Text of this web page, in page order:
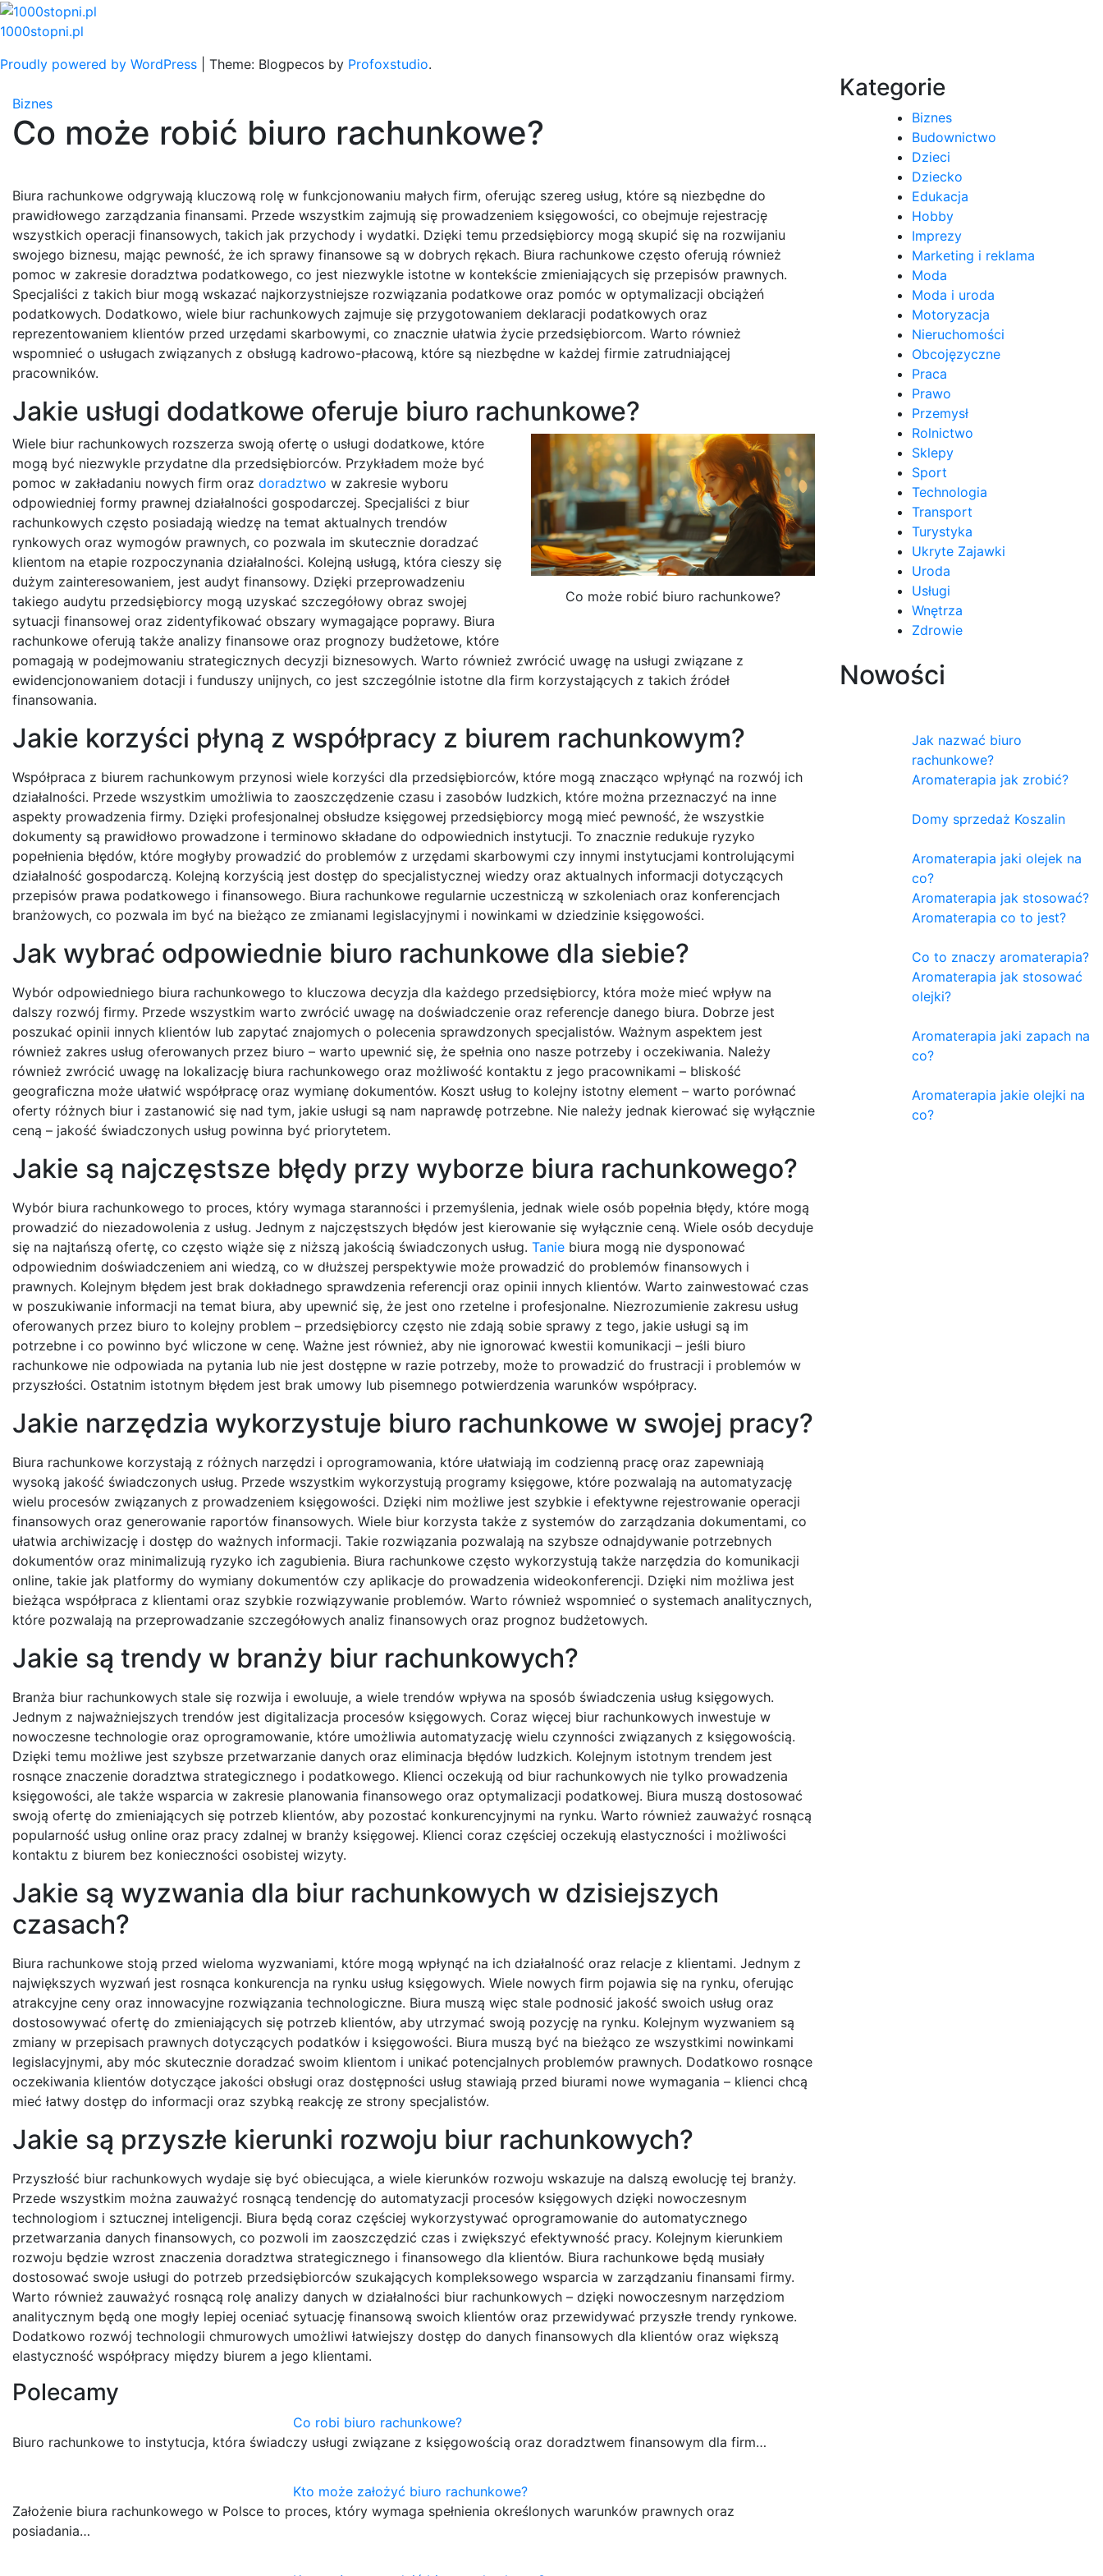
Skip
to
1000stopni.pl
Proudly powered by WordPress
Theme: Blogpecos by Profoxstudio.
Biznes
Co może robić biuro rachunkowe?
Biura rachunkowe odgrywają kluczową rolę w funkcjonowaniu małych firm, oferując szereg usług, które są niezbędne do
prawidłowego zarządzania finansami. Przede wszystkim zajmują się prowadzeniem księgowości, co obejmuje rejestrację
wszystkich operacji finansowych, takich jak przychody i wydatki. Dzięki temu przedsiębiorcy mogą skupić się na rozwijaniu
swojego biznesu, mając pewność, że ich sprawy finansowe są w dobrych rękach. Biura rachunkowe często oferują również
pomoc w zakresie doradztwa podatkowego, co jest niezwykle istotne w kontekście zmieniających się przepisów prawnych.
Specjaliści z takich biur mogą wskazać najkorzystniejsze rozwiązania podatkowe oraz pomóc w optymalizacji obciążeń
podatkowych. Dodatkowo, wiele biur rachunkowych zajmuje się przygotowaniem deklaracji podatkowych oraz
reprezentowaniem klientów przed urzędami skarbowymi, co znacznie ułatwia życie przedsiębiorcom. Warto również
wspomnieć o usługach związanych z obsługą kadrowo-płacową, które są niezbędne w każdej firmie zatrudniającej
pracowników.
Jakie usługi dodatkowe oferuje biuro rachunkowe?
Co może robić biuro rachunkowe?
Wiele biur rachunkowych rozszerza swoją ofertę o usługi dodatkowe, które
mogą być niezwykle przydatne dla przedsiębiorców. Przykładem może być
pomoc w zakładaniu nowych firm oraz doradztwo w zakresie wyboru
odpowiedniej formy prawnej działalności gospodarczej. Specjaliści z biur
rachunkowych często posiadają wiedzę na temat aktualnych trendów
rynkowych oraz wymogów prawnych, co pozwala im skutecznie doradzać
klientom na etapie rozpoczynania działalności. Kolejną usługą, która cieszy się
dużym zainteresowaniem, jest audyt finansowy. Dzięki przeprowadzeniu
takiego audytu przedsiębiorcy mogą uzyskać szczegółowy obraz swojej
sytuacji finansowej oraz zidentyfikować obszary wymagające poprawy. Biura
rachunkowe oferują także analizy finansowe oraz prognozy budżetowe, które
pomagają w podejmowaniu strategicznych decyzji biznesowych. Warto również zwrócić uwagę na usługi związane z
ewidencjonowaniem dotacji i funduszy unijnych, co jest szczególnie istotne dla firm korzystających z takich źródeł
finansowania.
Jakie korzyści płyną z współpracy z biurem rachunkowym?
Współpraca z biurem rachunkowym przynosi wiele korzyści dla przedsiębiorców, które mogą znacząco wpłynąć na rozwój ich
działalności. Przede wszystkim umożliwia to zaoszczędzenie czasu i zasobów ludzkich, które można przeznaczyć na inne
aspekty prowadzenia firmy. Dzięki profesjonalnej obsłudze księgowej przedsiębiorcy mogą mieć pewność, że wszystkie
dokumenty są prawidłowo prowadzone i terminowo składane do odpowiednich instytucji. To znacznie redukuje ryzyko
popełnienia błędów, które mogłyby prowadzić do problemów z urzędami skarbowymi czy innymi instytucjami kontrolującymi
działalność gospodarczą. Kolejną korzyścią jest dostęp do specjalistycznej wiedzy oraz aktualnych informacji dotyczących
przepisów prawa podatkowego i finansowego. Biura rachunkowe regularnie uczestniczą w szkoleniach oraz konferencjach
branżowych, co pozwala im być na bieżąco ze zmianami legislacyjnymi i nowinkami w dziedzinie księgowości.
Jak wybrać odpowiednie biuro rachunkowe dla siebie?
Wybór odpowiedniego biura rachunkowego to kluczowa decyzja dla każdego przedsiębiorcy, która może mieć wpływ na
dalszy rozwój firmy. Przede wszystkim warto zwrócić uwagę na doświadczenie oraz referencje danego biura. Dobrze jest
poszukać opinii innych klientów lub zapytać znajomych o polecenia sprawdzonych specjalistów. Ważnym aspektem jest
również zakres usług oferowanych przez biuro – warto upewnić się, że spełnia ono nasze potrzeby i oczekiwania. Należy
również zwrócić uwagę na lokalizację biura rachunkowego oraz możliwość kontaktu z jego pracownikami – bliskość
geograficzna może ułatwić współpracę oraz wymianę dokumentów. Koszt usług to kolejny istotny element – warto porównać
oferty różnych biur i zastanowić się nad tym, jakie usługi są nam naprawdę potrzebne. Nie należy jednak kierować się wyłącznie
ceną – jakość świadczonych usług powinna być priorytetem.
Jakie są najczęstsze błędy przy wyborze biura rachunkowego?
Wybór biura rachunkowego to proces, który wymaga staranności i przemyślenia, jednak wiele osób popełnia błędy, które mogą
prowadzić do niezadowolenia z usług. Jednym z najczęstszych błędów jest kierowanie się wyłącznie ceną. Wiele osób decyduje
się na najtańszą ofertę, co często wiąże się z niższą jakością świadczonych usług. Tanie biura mogą nie dysponować
odpowiednim doświadczeniem ani wiedzą, co w dłuższej perspektywie może prowadzić do problemów finansowych i
prawnych. Kolejnym błędem jest brak dokładnego sprawdzenia referencji oraz opinii innych klientów. Warto zainwestować czas
w poszukiwanie informacji na temat biura, aby upewnić się, że jest ono rzetelne i profesjonalne. Niezrozumienie zakresu usług
oferowanych przez biuro to kolejny problem – przedsiębiorcy często nie zdają sobie sprawy z tego, jakie usługi są im
potrzebne i co powinno być wliczone w cenę. Ważne jest również, aby nie ignorować kwestii komunikacji – jeśli biuro
rachunkowe nie odpowiada na pytania lub nie jest dostępne w razie potrzeby, może to prowadzić do frustracji i problemów w
przyszłości. Ostatnim istotnym błędem jest brak umowy lub pisemnego potwierdzenia warunków współpracy.
Jakie narzędzia wykorzystuje biuro rachunkowe w swojej pracy?
Biura rachunkowe korzystają z różnych narzędzi i oprogramowania, które ułatwiają im codzienną pracę oraz zapewniają
wysoką jakość świadczonych usług. Przede wszystkim wykorzystują programy księgowe, które pozwalają na automatyzację
wielu procesów związanych z prowadzeniem księgowości. Dzięki nim możliwe jest szybkie i efektywne rejestrowanie operacji
finansowych oraz generowanie raportów finansowych. Wiele biur korzysta także z systemów do zarządzania dokumentami, co
ułatwia archiwizację i dostęp do ważnych informacji. Takie rozwiązania pozwalają na szybsze odnajdywanie potrzebnych
dokumentów oraz minimalizują ryzyko ich zagubienia. Biura rachunkowe często wykorzystują także narzędzia do komunikacji
online, takie jak platformy do wymiany dokumentów czy aplikacje do prowadzenia wideokonferencji. Dzięki nim możliwa jest
bieżąca współpraca z klientami oraz szybkie rozwiązywanie problemów. Warto również wspomnieć o systemach analitycznych,
które pozwalają na przeprowadzanie szczegółowych analiz finansowych oraz prognoz budżetowych.
Jakie są trendy w branży biur rachunkowych?
Branża biur rachunkowych stale się rozwija i ewoluuje, a wiele trendów wpływa na sposób świadczenia usług księgowych.
Jednym z najważniejszych trendów jest digitalizacja procesów księgowych. Coraz więcej biur rachunkowych inwestuje w
nowoczesne technologie oraz oprogramowanie, które umożliwia automatyzację wielu czynności związanych z księgowością.
Dzięki temu możliwe jest szybsze przetwarzanie danych oraz eliminacja błędów ludzkich. Kolejnym istotnym trendem jest
rosnące znaczenie doradztwa strategicznego i podatkowego. Klienci oczekują od biur rachunkowych nie tylko prowadzenia
księgowości, ale także wsparcia w zakresie planowania finansowego oraz optymalizacji podatkowej. Biura muszą dostosować
swoją ofertę do zmieniających się potrzeb klientów, aby pozostać konkurencyjnymi na rynku. Warto również zauważyć rosnącą
popularność usług online oraz pracy zdalnej w branży księgowej. Klienci coraz częściej oczekują elastyczności i możliwości
kontaktu z biurem bez konieczności osobistej wizyty.
Jakie są wyzwania dla biur rachunkowych w dzisiejszych
czasach?
Biura rachunkowe stoją przed wieloma wyzwaniami, które mogą wpłynąć na ich działalność oraz relacje z klientami. Jednym z
największych wyzwań jest rosnąca konkurencja na rynku usług księgowych. Wiele nowych firm pojawia się na rynku, oferując
atrakcyjne ceny oraz innowacyjne rozwiązania technologiczne. Biura muszą więc stale podnosić jakość swoich usług oraz
dostosowywać ofertę do zmieniających się potrzeb klientów, aby utrzymać swoją pozycję na rynku. Kolejnym wyzwaniem są
zmiany w przepisach prawnych dotyczących podatków i księgowości. Biura muszą być na bieżąco ze wszystkimi nowinkami
legislacyjnymi, aby móc skutecznie doradzać swoim klientom i unikać potencjalnych problemów prawnych. Dodatkowo rosnące
oczekiwania klientów dotyczące jakości obsługi oraz dostępności usług stawiają przed biurami nowe wymagania – klienci chcą
mieć łatwy dostęp do informacji oraz szybką reakcję ze strony specjalistów.
Jakie są przyszłe kierunki rozwoju biur rachunkowych?
Przyszłość biur rachunkowych wydaje się być obiecująca, a wiele kierunków rozwoju wskazuje na dalszą ewolucję tej branży.
Przede wszystkim można zauważyć rosnącą tendencję do automatyzacji procesów księgowych dzięki nowoczesnym
technologiom i sztucznej inteligencji. Biura będą coraz częściej wykorzystywać oprogramowanie do automatycznego
przetwarzania danych finansowych, co pozwoli im zaoszczędzić czas i zwiększyć efektywność pracy. Kolejnym kierunkiem
rozwoju będzie wzrost znaczenia doradztwa strategicznego i finansowego dla klientów. Biura rachunkowe będą musiały
dostosować swoje usługi do potrzeb przedsiębiorców szukających kompleksowego wsparcia w zarządzaniu finansami firmy.
Warto również zauważyć rosnącą rolę analizy danych w działalności biur rachunkowych – dzięki nowoczesnym narzędziom
analitycznym będą one mogły lepiej oceniać sytuację finansową swoich klientów oraz przewidywać przyszłe trendy rynkowe.
Dodatkowo rozwój technologii chmurowych umożliwi łatwiejszy dostęp do danych finansowych dla klientów oraz większą
elastyczność współpracy między biurem a jego klientami.
Polecamy
Co robi biuro rachunkowe?
Biuro rachunkowe to instytucja, która świadczy usługi związane z księgowością oraz doradztwem finansowym dla firm…
Kto może założyć biuro rachunkowe?
Założenie biura rachunkowego w Polsce to proces, który wymaga spełnienia określonych warunków prawnych oraz
posiadania…
Kategorie
Biznes
Budownictwo
Dzieci
Dziecko
Edukacja
Hobby
Imprezy
Marketing i reklama
Moda
Moda i uroda
Motoryzacja
Nieruchomości
Obcojęzyczne
Praca
Prawo
Przemysł
Rolnictwo
Sklepy
Sport
Technologia
Transport
Turystyka
Ukryte Zajawki
Uroda
Usługi
Wnętrza
Zdrowie
Nowości
Jak nazwać biuro
rachunkowe?
Aromaterapia jak zrobić?
Domy sprzedaż Koszalin
Aromaterapia jaki olejek na
co?
Aromaterapia jak stosować?
Aromaterapia co to jest?
Co to znaczy aromaterapia?
Aromaterapia jak stosować
olejki?
Aromaterapia jaki zapach na
co?
Aromaterapia jakie olejki na
co?